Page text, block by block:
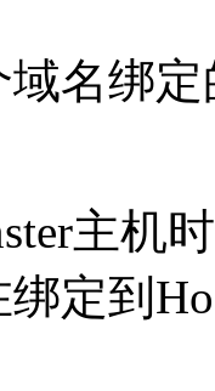
名绑
主机
定到